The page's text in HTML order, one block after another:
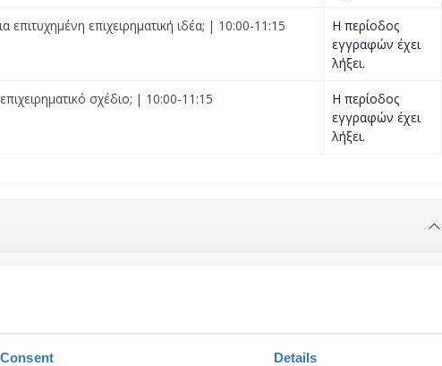
Consent Details
επιτυχημένη επιχειρηματική ιδέα; | 10:00-11:15
Η περίοδος
εγγραφών έχει
λήξει.
σχέδιο; | 10:00-11:15
Η περίοδος
εγγραφών έχει
λήξει.
παρακάτω
για μια συνέντευξη; | 11:30-12:45